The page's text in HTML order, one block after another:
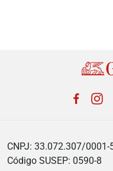
CNPJ: 33.072.307/0001-
Código SUSEP: 0590-8